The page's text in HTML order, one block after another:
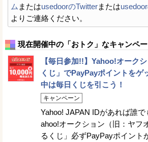
ム またはusedoorのTwitterまたは
よりご連絡ください。
現在開催中の「おトク」なキャンペ
【毎日参加!!】Yahoo!オーク
くじ」でPayPayポイントをゲ
中は毎日くじを引こう！
キャンペーン
Yahoo! JAPAN IDがあれば誰
ahoo!オークション（旧：ヤフ
るくじ」必ずPayPayポイント